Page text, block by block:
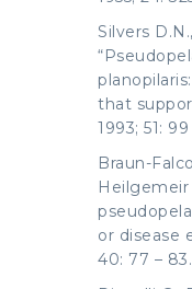
Silvers
that
1993; 51: 99
Braun-
Heilgemeir
or disease
40: 77 – 83.